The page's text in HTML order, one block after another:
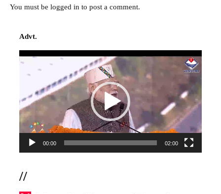
You must be logged in to post a comment.
Advt.
Video
00:00 02:00
//